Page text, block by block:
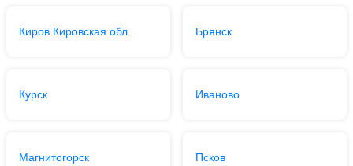
Киров Кировская обл. Брянск
Курск Иваново
Магнитогорск Псков